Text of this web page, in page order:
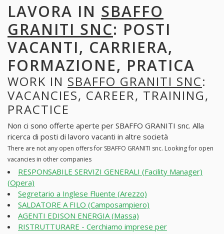
LAVORA IN SBAFFO
GRANITI SNC: POSTI
VACANTI, CARRIERA,
FORMAZIONE, PRATICA
WORK IN SBAFFO GRANITI SNC:
VACANCIES, CAREER, TRAINING,
PRACTICE
Non ci sono offerte aperte per SBAFFO GRANITI snc. Alla
ricerca di posti di lavoro vacanti in altre società
There are not any open offers for SBAFFO GRANITI snc. Looking for open
vacancies in other companies
RESPONSABILE SERVIZI GENERALI (Facility Manager)
(Opera)
Segretario a Inglese Fluente (Arezzo)
SALDATORE A FILO (Camposampiero)
AGENTI EDISON ENERGIA (Massa)
RISTRUTTURARE - Cerchiamo imprese per